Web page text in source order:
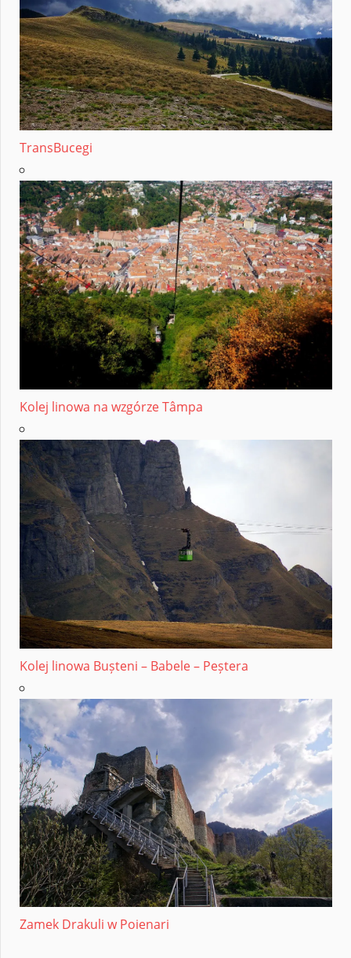
TransBucegi
Kolej linowa na wzgórze Tâmpa
Kolej linowa Bușteni – Babele – Peștera
Zamek Drakuli w Poienari